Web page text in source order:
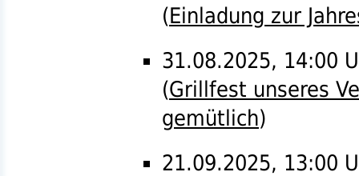
(Einladung zur
31.08.2025, 14:00
(Grillfest unseres
gemütlich)
21.09.2025, 13:00